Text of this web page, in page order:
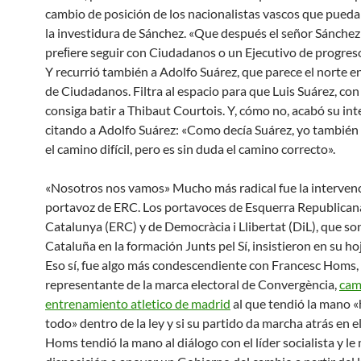
cambio de posición de los nacionalistas vascos que
la investidura de Sánchez. «Que después el señor
preﬁere seguir con Ciudadanos o un Ejecutivo de
Y recurrió también a Adolfo Suárez, que parece el norte
de Ciudadanos. Filtra al espacio para que Luis Suárez,
consiga batir a Thibaut Courtois. Y, cómo no, acabó su
citando a Adolfo Suárez: «Como decía Suárez, yo
el camino difícil, pero es sin duda el camino correcto».
«Nosotros nos vamos» Mucho más radical fue la
portavoz de ERC. Los portavoces de Esquerra
Catalunya (ERC) y de Democràcia i Llibertat (DiL), que
Cataluña en la formación Junts pel Sí, insistieron en su
Eso sí, fue algo más condescendiente con Francesc Homs,
representante de la marca electoral de Convergència,
entrenamiento atletico de madrid al que tendió la mano
todo» dentro de la ley y si su partido da marcha atrás en
Homs tendió la mano al diálogo con el líder socialista y le